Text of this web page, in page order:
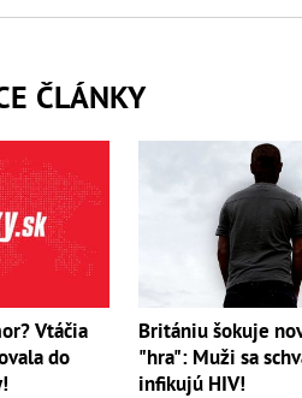
ČLÁNKY
Vtáčia
do
Britániu šokuje
"hra": Muži sa
infikujú HIV!